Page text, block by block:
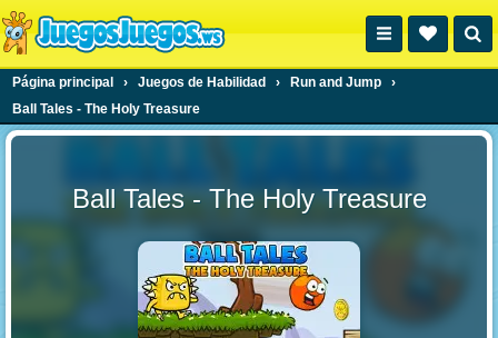
Página principal › Juegos de Habilidad › Run and Jump
›
Ball Tales - The Holy Treasure
Ball Tales - The Holy Treasure